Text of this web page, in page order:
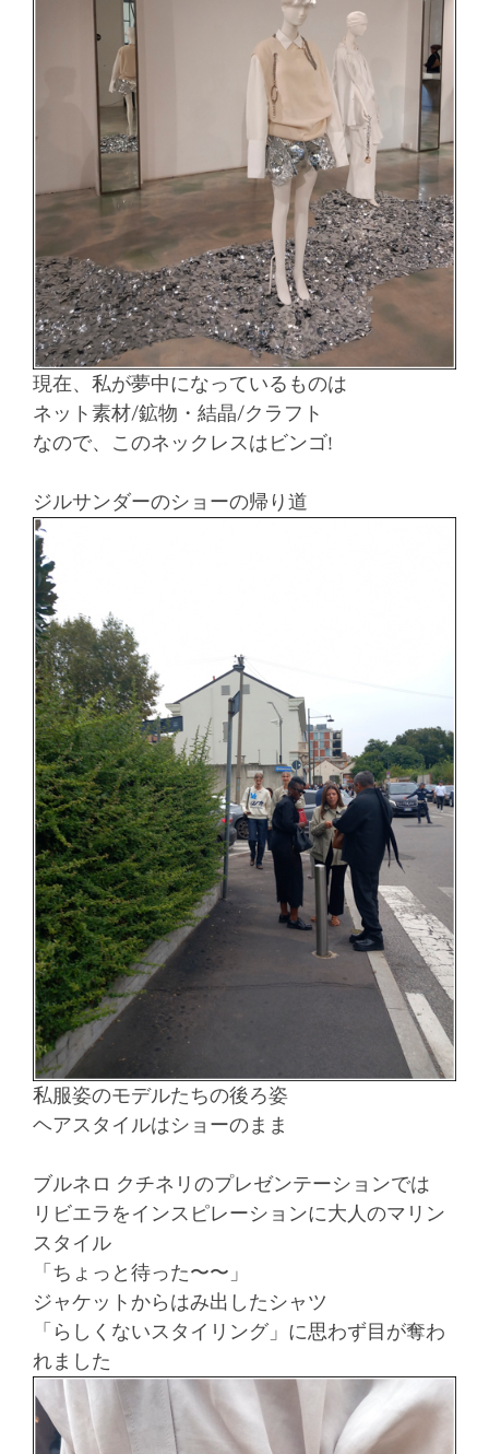
現在、私が夢中になっているものは
ネット素材/鉱物・結晶/クラフト
なので、このネックレスはビンゴ!
ジルサンダーのショーの帰り道
私服姿のモデルたちの後ろ姿
ヘアスタイルはショーのまま
ブルネロ クチネリのプレゼンテーションでは
リビエラをインスピレーションに大人のマリン
スタイル
「ちょっと待った〜〜」
ジャケットからはみ出したシャツ
「らしくないスタイリング」に思わず目が奪わ
れました